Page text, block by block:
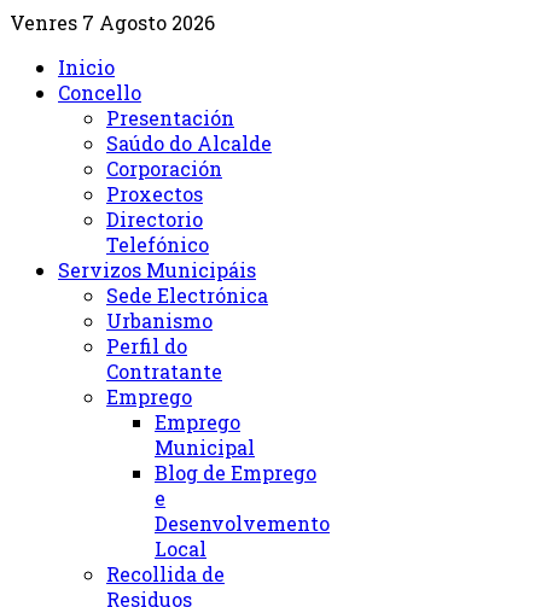
Venres 7 Agosto 2026
Inicio
Concello
Presentación
Saúdo do Alcalde
Corporación
Proxectos
Directorio
Telefónico
Servizos Municipáis
Sede Electrónica
Urbanismo
Perfil do
Contratante
Emprego
Emprego
Municipal
Blog de Emprego
e
Desenvolvemento
Local
Recollida de
Residuos